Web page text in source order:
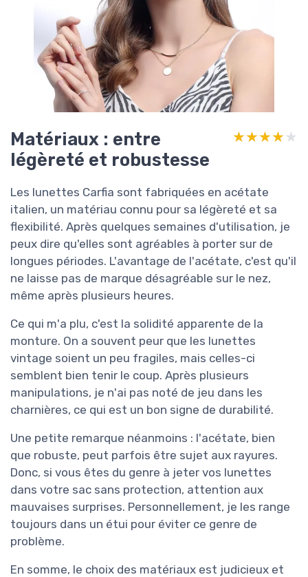
Matériaux : entre
légèreté et robustesse
★★★★★
★★★★★
Les lunettes Carfia sont fabriquées en acétate
italien, un matériau connu pour sa légèreté et sa
flexibilité. Après quelques semaines d'utilisation, je
peux dire qu'elles sont agréables à porter sur de
longues périodes. L'avantage de l'acétate, c'est qu'il
ne laisse pas de marque désagréable sur le nez,
même après plusieurs heures.
Ce qui m'a plu, c'est la solidité apparente de la
monture. On a souvent peur que les lunettes
vintage soient un peu fragiles, mais celles-ci
semblent bien tenir le coup. Après plusieurs
manipulations, je n'ai pas noté de jeu dans les
charnières, ce qui est un bon signe de durabilité.
Une petite remarque néanmoins : l'acétate, bien
que robuste, peut parfois être sujet aux rayures.
Donc, si vous êtes du genre à jeter vos lunettes
dans votre sac sans protection, attention aux
mauvaises surprises. Personnellement, je les range
toujours dans un étui pour éviter ce genre de
problème.
En somme, le choix des matériaux est judicieux et